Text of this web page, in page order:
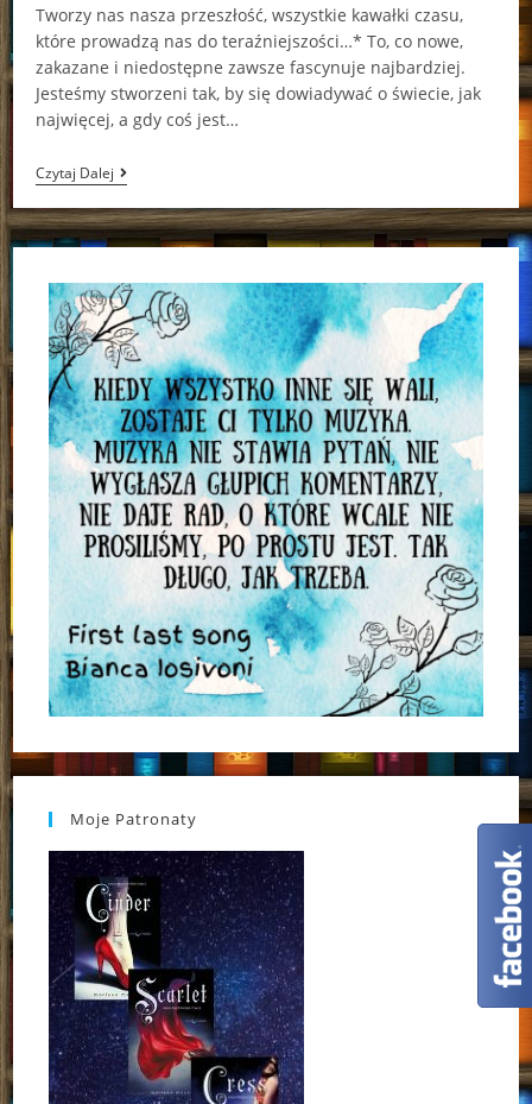
Tworzy nas nasza przeszłość, wszystkie kawałki czasu,
które prowadzą nas do teraźniejszości…* To, co nowe,
zakazane i niedostępne zawsze fascynuje najbardziej.
Jesteśmy stworzeni tak, by się dowiadywać o świecie, jak
najwięcej, a gdy coś jest…
Czytaj DalejOrzechowa
Czarownica
Elisa
Puricelli
Guerra
Moje Patronaty